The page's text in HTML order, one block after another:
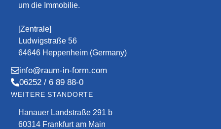
um die Immobilie.
[Zentrale]
Ludwigstraße 56
64646 Heppenheim (Germany)
info@raum-in-form.com
06252 / 6 89 88-0
WEITERE STANDORTE
Hanauer Landstraße 291 b
60314 Frankfurt am Main